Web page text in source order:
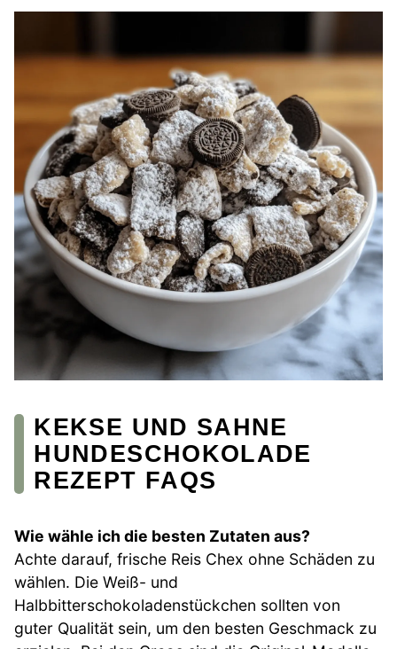
KEKSE UND SAHNE
HUNDESCHOKOLADE
REZEPT FAQS
Wie wähle ich die besten Zutaten aus?
Achte darauf, frische Reis Chex ohne Schäden zu
wählen. Die Weiß- und
Halbbitterschokoladenstückchen sollten von
guter Qualität sein, um den besten Geschmack zu